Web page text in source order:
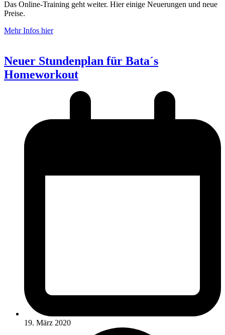
Das Online-Training geht weiter. Hier einige Neuerungen und neue
Preise.
Mehr Infos hier
Neuer Stundenplan für Bata´s
Homeworkout
19. März 2020